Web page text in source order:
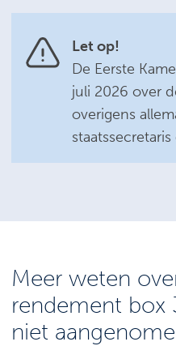
Let op!
De Eerste
juli 2026 over
overigens
Meer weten
rendement box
niet